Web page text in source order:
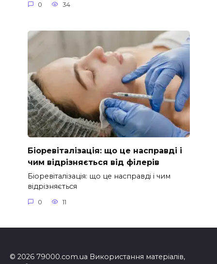
0 34
Біоревіталізація: що це насправді і
чим відрізняється від філерів
Біоревіталізація: що це насправді і чим
відрізняється
0 11
© 2026 79000.com.ua Використання матеріалів,